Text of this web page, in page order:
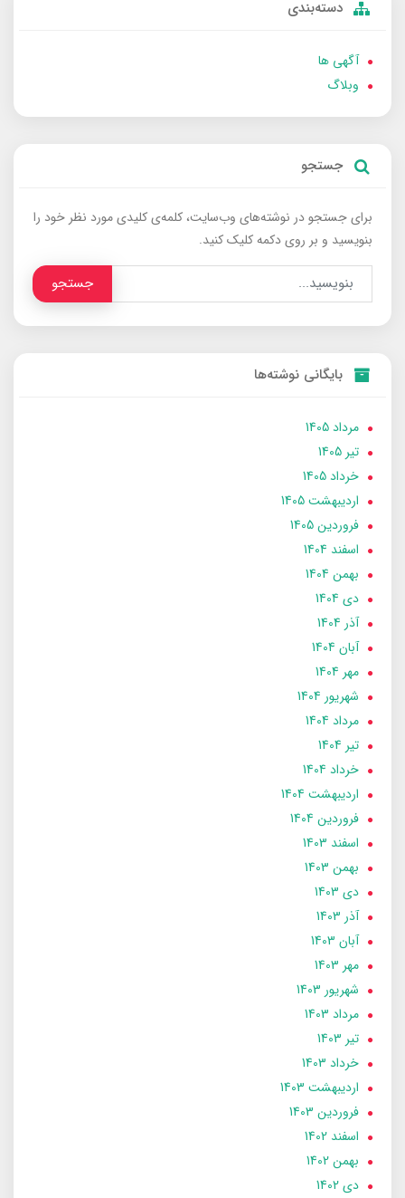
دسته‌بندی
آگهی ها
وبلاگ
جستجو
برای جستجو در نوشته‌های وب‌سایت، کلمه‌ی کلیدی مورد نظر خود را
بنویسید و بر روی دکمه کلیک کنید.
جستجو
بایگانی نوشته‌ها
مرداد 1405
تير 1405
خرداد 1405
ارديبهشت 1405
فروردین 1405
اسفند 1404
بهمن 1404
دی 1404
آذر 1404
آبان 1404
مهر 1404
شهریور 1404
مرداد 1404
تير 1404
خرداد 1404
ارديبهشت 1404
فروردین 1404
اسفند 1403
بهمن 1403
دی 1403
آذر 1403
آبان 1403
مهر 1403
شهریور 1403
مرداد 1403
تير 1403
خرداد 1403
ارديبهشت 1403
فروردین 1403
اسفند 1402
بهمن 1402
دی 1402